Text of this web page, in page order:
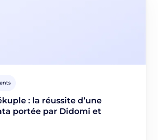
: la réussite d’une
portée par Didomi et